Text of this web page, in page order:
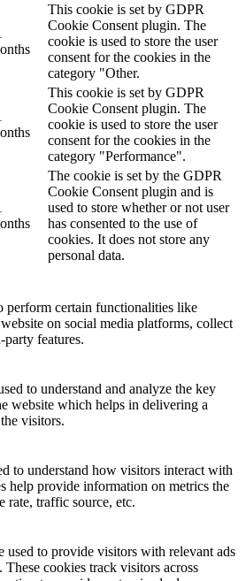
This cookie is set by GDPR
Cookie Consent plugin. The
cookie is used to store the user
consent for the cookies in the
category "Other.
This cookie is set by GDPR
Cookie Consent plugin. The
cookie is used to store the user
consent for the cookies in the
category "Performance".
The cookie is set by the GDPR
Cookie Consent plugin and is
used to store whether or not user
has consented to the use of
cookies. It does not store any
personal data.
perform certain functionalities like
on social media platforms, collect
features.
to understand and analyze the key
website which helps in delivering a
visitors.
to understand how visitors interact with
help provide information on metrics the
rate, traffic source, etc.
used to provide visitors with relevant ads
cookies track visitors across